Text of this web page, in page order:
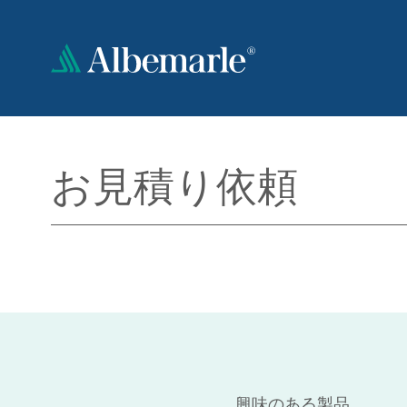
テ
お見積り依頼